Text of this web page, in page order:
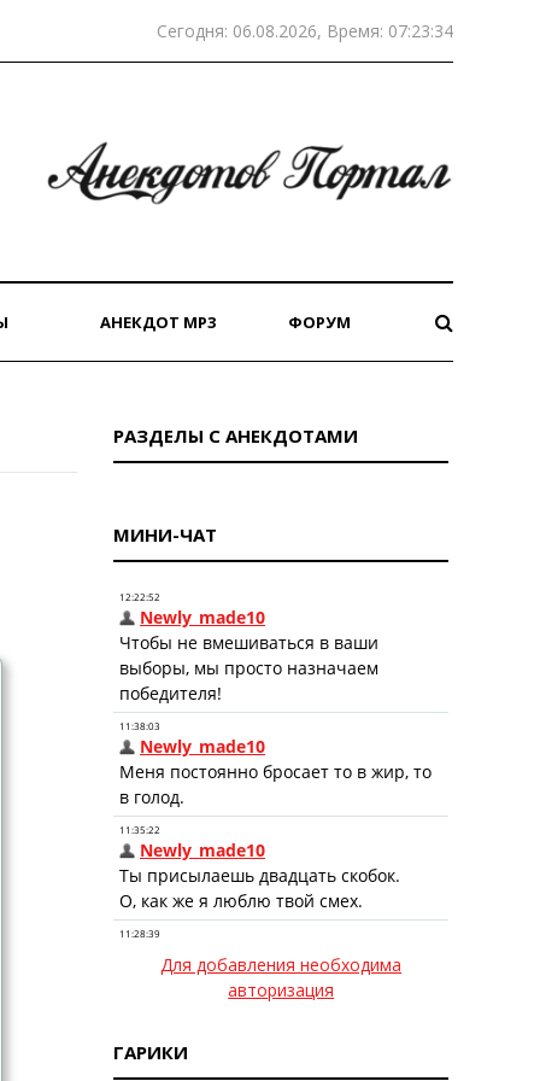
Сегодня: 06.08.2026, Время: 07:23:34
АНЕКДОТ MP3 ФОРУМ
РАЗДЕЛЫ С АНЕКДОТАМИ
МИНИ-ЧАТ
Для добавления необходима
авторизация
ГАРИКИ